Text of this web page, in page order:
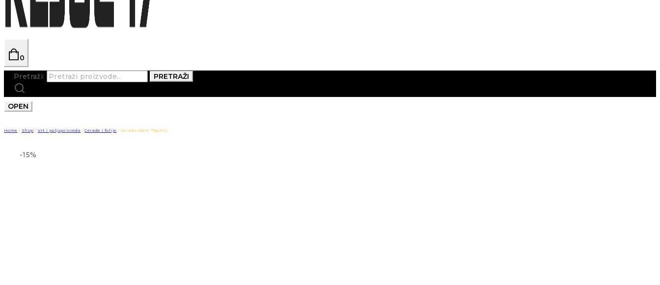
0
Pretraži: PRETRAŽI
OPEN
Home / Shop / Vrt i poljoprivreda / Cerade i folije / Cerada 5x6m 70g/m2
-15%